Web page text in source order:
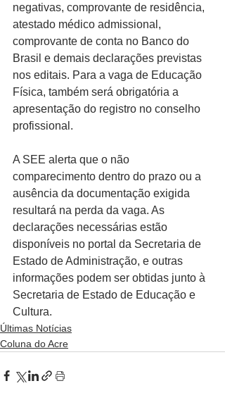
negativas, comprovante de residência,
atestado médico admissional,
comprovante de conta no Banco do
Brasil e demais declarações previstas
nos editais. Para a vaga de Educação
Física, também será obrigatória a
apresentação do registro no conselho
profissional.
A SEE alerta que o não
comparecimento dentro do prazo ou a
ausência da documentação exigida
resultará na perda da vaga. As
declarações necessárias estão
disponíveis no portal da Secretaria de
Estado de Administração, e outras
informações podem ser obtidas junto à
Secretaria de Estado de Educação e
Cultura.
Últimas Notícias
Coluna do Acre